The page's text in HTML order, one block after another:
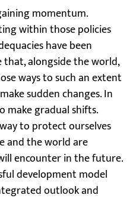
momentum.
within those policies
have been
that, alongside the world,
ways to such an extent
sudden changes. In
make gradual shifts.
to protect ourselves
and the world are
encounter in the future.
development model
outlook and